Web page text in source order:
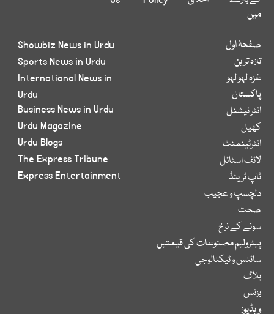
میں
صفحۂ اول
تازہ ترین
غزہ لہو لہو
پاکستان
انٹر نیشنل
کھیل
انٹرٹینمنٹ
لائف اسٹائل
ٹاپ ٹرینڈ
دلچسپ و عجیب
صحت
سونے کے نرخ
پیٹرولیم مصنوعات کی قیمتیں
سائنس و ٹیکنالوجی
بلاگ
بزنس
ویڈیوز
Showbiz News in Urdu
Sports News in Urdu
International News in
Urdu
Business News in Urdu
Urdu Magazine
Urdu Blogs
The Express Tribune
Express Entertainment